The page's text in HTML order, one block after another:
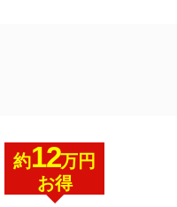
約12万円
お得